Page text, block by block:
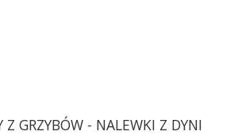
GRZYBÓW - NALEWKI Z DYNI